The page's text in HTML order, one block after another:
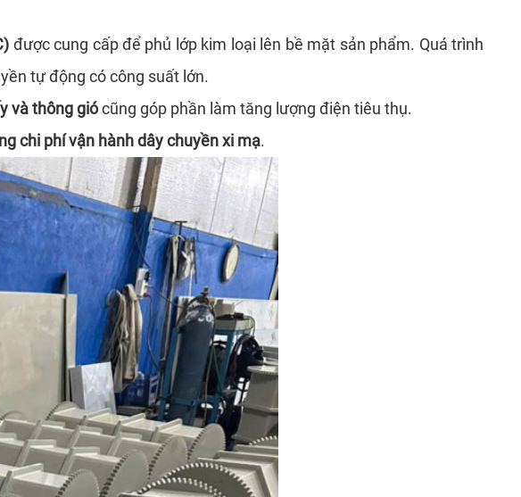
được cung cấp để phủ lớp kim loại lên bề mặt sản phẩm. Quá trình
tự động có công suất lớn.
và thông giócũng góp phần làm tăng lượng điện tiêu thụ.
chi phí vận hành dây chuyền xi mạ.